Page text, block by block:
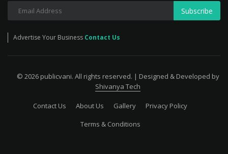
Subscribe
Advertise Your Business Contact Us
© 2026 publicvani. All rights reserved. | Designed & Developed by
Shivanya Tech
Contact Us About Us Gallery
Privacy Policy
Terms & Conditions